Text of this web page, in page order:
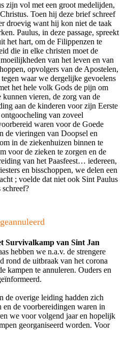
zijn vol met een groot medelijden,
Toen hij deze brief schreef
droevig want hij kon niet de taak
Paulus, in deze passage, spreekt
het hart, om de Filippenzen te
die in elke christen moet de
van het leven en van
opvolgers van de Apostelen,
waar we dergelijke gevoelens
het hele volk Gods de pijn om
kunnen vieren, de zorg van de
aan de kinderen voor zijn Eerste
van zoveel
waren voor de Goede
de vieringen van Doopsel en
in de ziekenhuizen binnen te
voor de zieken te zorgen en de
van het Paasfeest… iedereen,
en bisschoppen, we delen een
; voelde dat niet ook Sint Paulus
Survivalkamp van Sint Jan
hebben we n.a.v. de strengere
rond de uitbraak van het corona
kampen te annuleren. Ouders en
de overige leiding hadden zich
en de voorbereidingen waren in
we voor volgend jaar en hopelijk
georganiseerd worden. Voor